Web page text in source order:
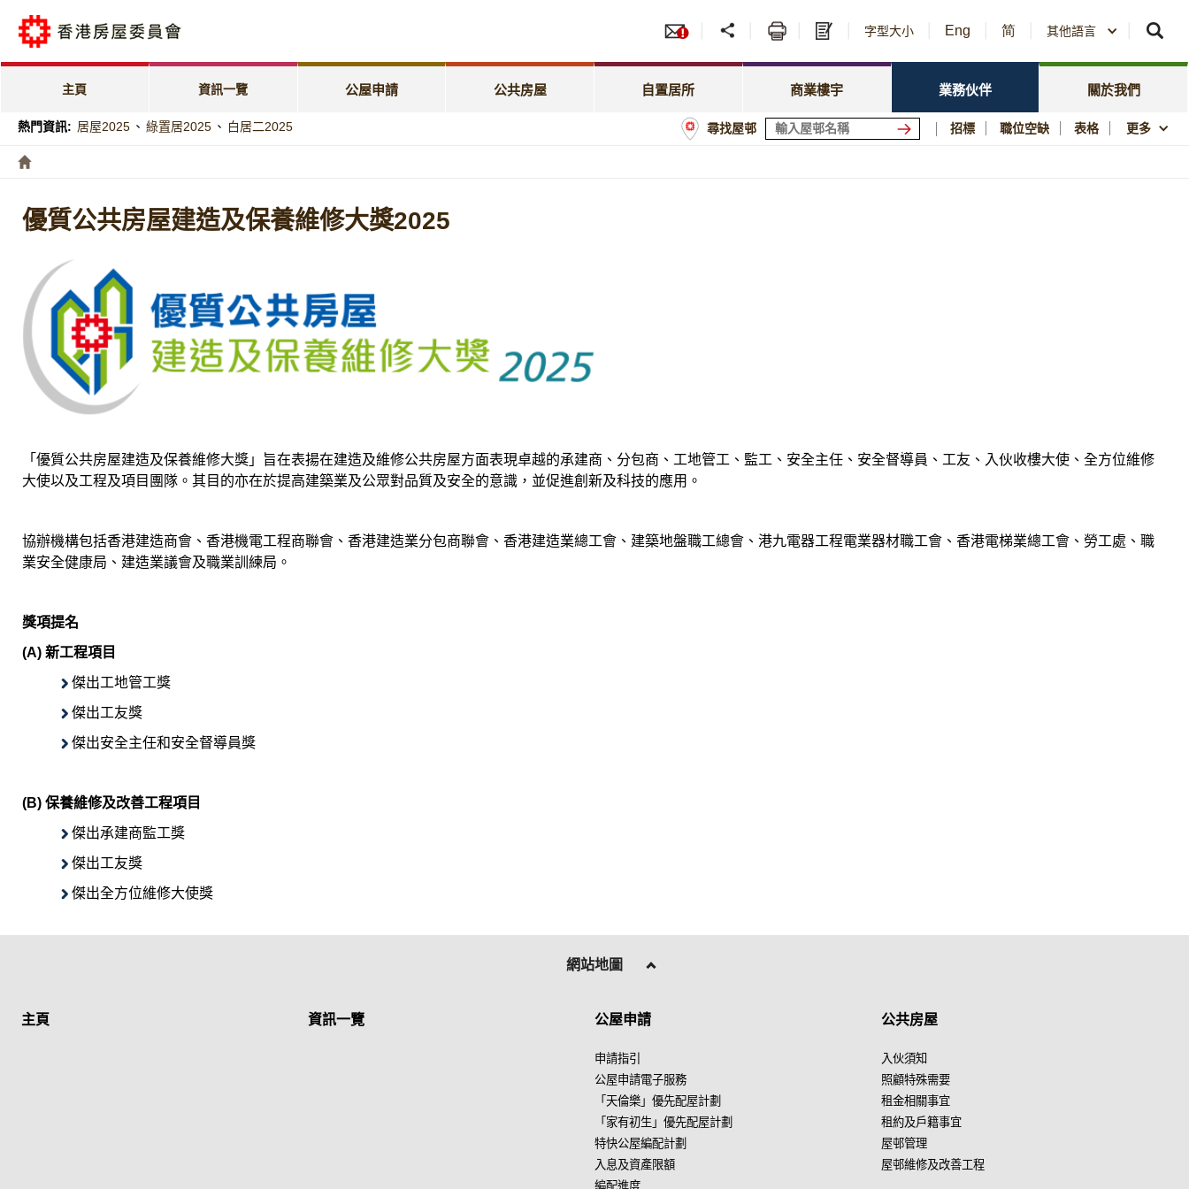
字型大小 Eng 简 其他語言
主頁 資訊一覽 公屋申請
「天倫樂」優先配屋計劃
公共房屋
租金相關事宜 自置居所
綠表置居計劃
居屋第二市場 商業樓宇
招標及中標公告
房委會商場
業務伙伴
房委會名冊登記
資源庫
優質居所
關於我們
新聞中心
社區參與
熱門資訊: 居屋2025 、 綠置居2025 、 白居二2025 尋找屋邨 招標 職位空缺 表格 更多
優質公共房屋建造及保養維修大獎2025
「優質公共房屋建造及保養維修大獎」旨在表揚在建造及維修公共房屋方面表現卓越的承建商、分包商、工地管工、監工、安全主任、安全督導員、工友、入伙收樓大使、全方位維修
大使以及工程及項目團隊。其目的亦在於提高建築業及公眾對品質及安全的意識，並促進創新及科技的應用。
協辦機構包括香港建造商會、香港機電工程商聯會、香港建造業分包商聯會、香港建造業總工會、建築地盤職工總會、港九電器工程電業器材職工會、香港電梯業總工會、勞工處、職
業安全健康局、建造業議會及職業訓練局。
獎項提名
(A) 新工程項目
傑出工地管工獎
傑出工友獎
傑出安全主任和安全督導員獎
(B) 保養維修及改善工程項目
傑出承建商監工獎
傑出工友獎
傑出全方位維修大使獎
網站地圖
主頁 資訊一覽 公屋申請
申請指引
公屋申請電子服務
「天倫樂」優先配屋計劃
「家有初生」優先配屋計劃
特快公屋編配計劃
入息及資產限額
編配進度
公共房屋
入伙須知
照顧特殊需要
租金相關事宜
租約及戶籍事宜
屋邨管理
屋邨維修及改善工程